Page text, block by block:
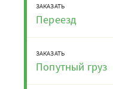
ЗАКАЗАТЬ
Переезд
ЗАКАЗАТЬ
Попутный груз